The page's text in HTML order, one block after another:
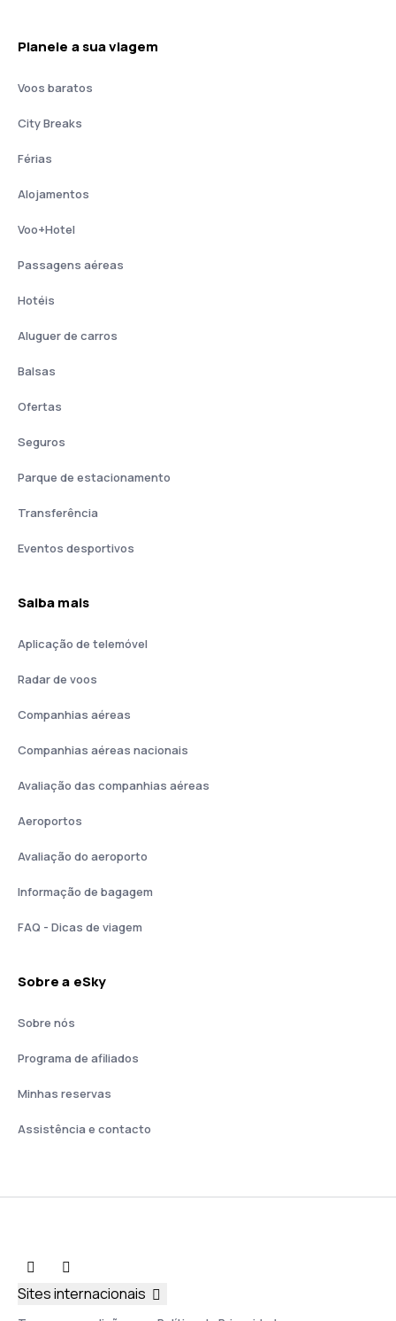
Planeie a sua viagem
Voos baratos
City Breaks
Férias
Alojamentos
Voo+Hotel
Passagens aéreas
Hotéis
Aluguer de carros
Balsas
Ofertas
Seguros
Parque de estacionamento
Transferência
Eventos desportivos
Saiba mais
Aplicação de telemóvel
Radar de voos
Companhias aéreas
Companhias aéreas nacionais
Avaliação das companhias aéreas
Aeroportos
Avaliação do aeroporto
Informação de bagagem
FAQ - Dicas de viagem
Sobre a eSky
Sobre nós
Programa de afiliados
Minhas reservas
Assistência e contacto
Sites internacionais